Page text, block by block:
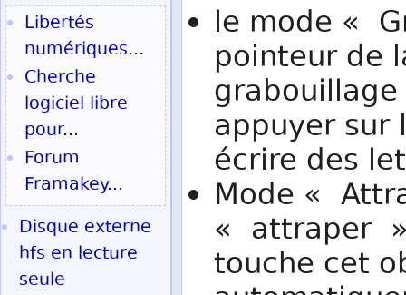
le mode «
pointeur de
appuyer sur
écrire des
Mode «
« attraper »
touche cet
Libertés
numériques...
Cherche
logiciel libre
pour...
Forum
Framakey...
Disque externe
hfs en lecture
seule